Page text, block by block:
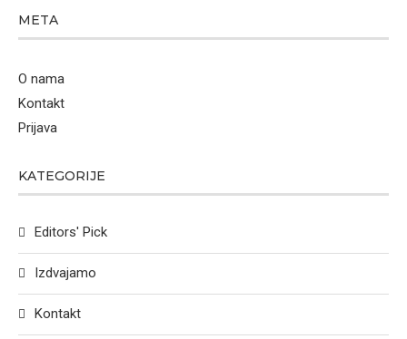
META
O nama
Kontakt
Prijava
KATEGORIJE
Editors' Pick
Izdvajamo
Kontakt